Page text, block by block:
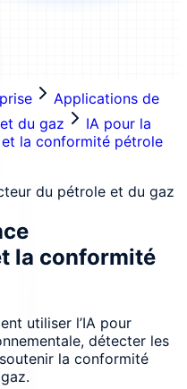
Applications de
du gaz
IA pour la
la conformité pétrole
du pétrole et du gaz
la conformité
utiliser l’IA pour
détecter les
la conformité